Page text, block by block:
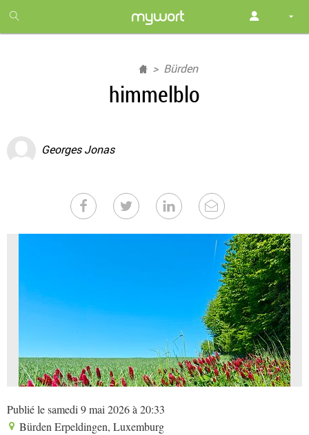
month
free
Bürden
himmelblo
Georges Jonas
Publié le samedi 9 mai 2026 à 20:33
Bürden Erpeldingen, Luxemburg